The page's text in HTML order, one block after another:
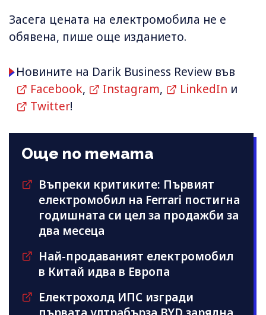
Засега цената на електромобила не е
обявена, пише още изданието.
Новините на Darik Business Review във
Facebook, Instagram, LinkedIn и
Twitter!
Още по темата
Въпреки критиките: Първият
електромобил на Ferrari постигна
годишната си цел за продажби за
два месеца
Най-продаваният електромобил
в Китай идва в Европа
Електрохолд ИПС изгради